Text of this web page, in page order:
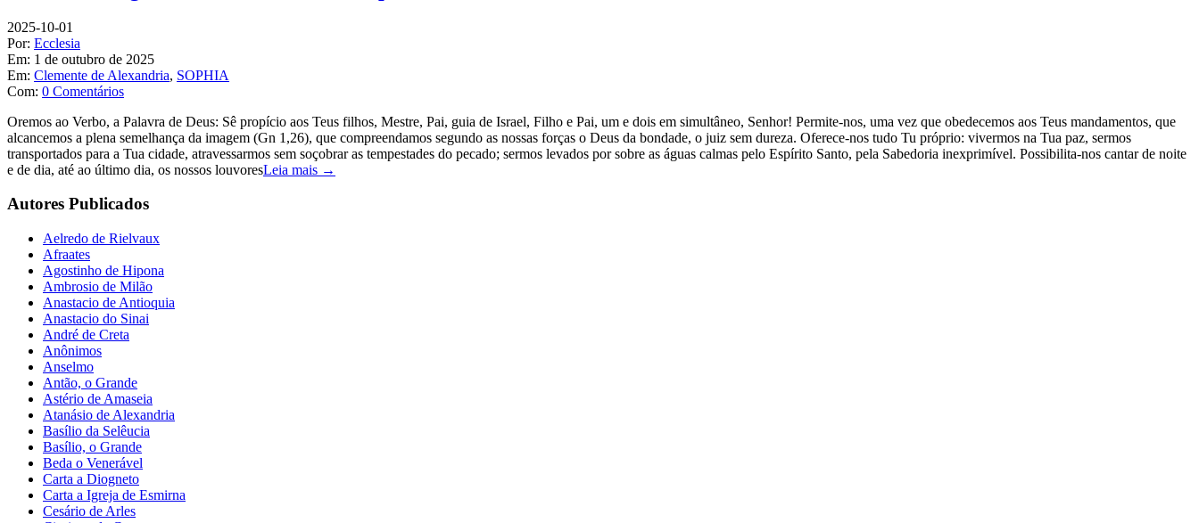
2025-10-01
Por: Ecclesia
Em: 1 de outubro de 2025
Em: Clemente de Alexandria, SOPHIA
Com: 0 Comentários
Oremos ao Verbo, a Palavra de Deus: Sê propício aos Teus filhos, Mestre, Pai, guia de Israel, Filho e Pai, um e dois em simultâneo, Senhor! Permite-nos, uma vez que obedecemos aos Teus mandamentos, que
alcancemos a plena semelhança da imagem (Gn 1,26), que compreendamos segundo as nossas forças o Deus da bondade, o juiz sem dureza. Oferece-nos tudo Tu próprio: vivermos na Tua paz, sermos
transportados para a Tua cidade, atravessarmos sem soçobrar as tempestades do pecado; sermos levados por sobre as águas calmas pelo Espírito Santo, pela Sabedoria inexprimível. Possibilita-nos cantar de noite
e de dia, até ao último dia, os nossos louvoresLeia mais →
Autores Publicados
Aelredo de Rielvaux
Afraates
Agostinho de Hipona
Ambrosio de Milão
Anastacio de Antioquia
Anastacio do Sinai
André de Creta
Anônimos
Anselmo
Antão, o Grande
Astério de Amaseia
Atanásio de Alexandria
Basílio da Selêucia
Basílio, o Grande
Beda o Venerável
Carta a Diogneto
Carta a Igreja de Esmirna
Cesário de Arles